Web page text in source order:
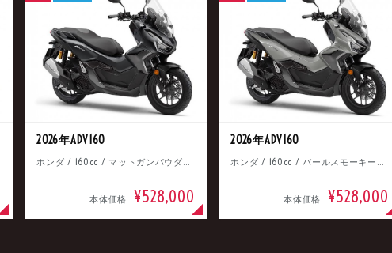
2026年ADV160
ホンダ / 160cc / マットガンパウダーブラックメタリック
本体価格 ¥528,000
2026年ADV160
ホンダ / 160cc / パールスモーキーグレー
本体価格 ¥528,000